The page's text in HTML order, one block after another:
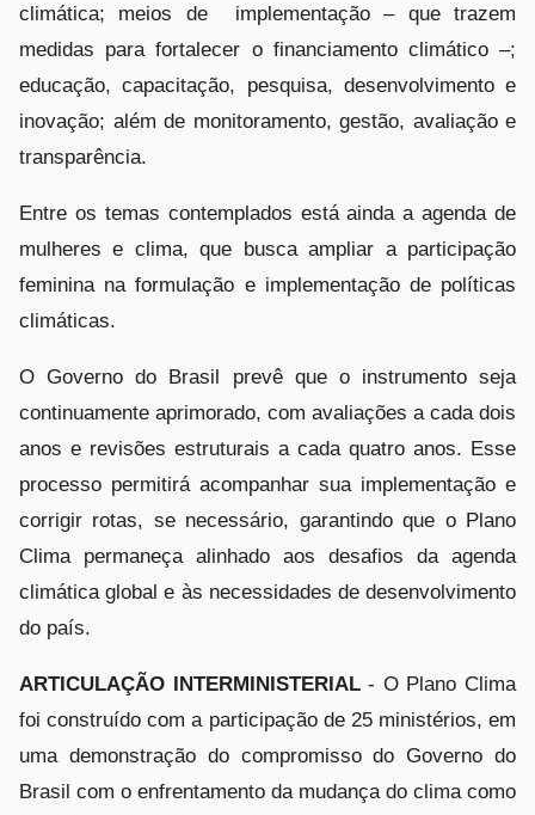
climática; meios de implementação – que trazem
medidas para fortalecer o financiamento climático –;
educação, capacitação, pesquisa, desenvolvimento e
inovação; além de monitoramento, gestão, avaliação e
transparência.
Entre os temas contemplados está ainda a agenda de
mulheres e clima, que busca ampliar a participação
feminina na formulação e implementação de políticas
climáticas.
O Governo do Brasil prevê que o instrumento seja
continuamente aprimorado, com avaliações a cada dois
anos e revisões estruturais a cada quatro anos. Esse
processo permitirá acompanhar sua implementação e
corrigir rotas, se necessário, garantindo que o Plano
Clima permaneça alinhado aos desafios da agenda
climática global e às necessidades de desenvolvimento
do país.
ARTICULAÇÃO INTERMINISTERIAL- O Plano Clima
foi construído com a participação de 25 ministérios, em
uma demonstração do compromisso do Governo do
Brasil com o enfrentamento da mudança do clima como